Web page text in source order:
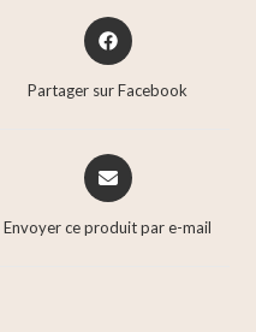
Partager sur Facebook
Envoyer ce produit par e-mail